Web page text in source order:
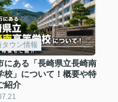
タウン情報
にある「長崎県立長崎南
校」について！概要や特
紹介